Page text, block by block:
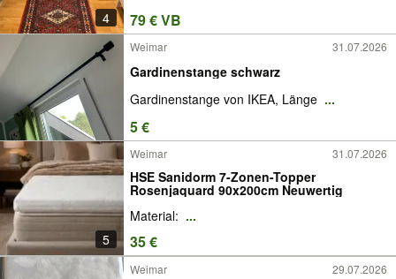
4 79 € VB
Weimar 31.07.2026
Gardinenstange schwarz
Gardinenstange von IKEA, Länge ...
5 €
5
Weimar 31.07.2026
HSE Sanidorm 7-Zonen-Topper
Rosenjaquard 90x200cm Neuwertig
Material: ...
35 €
Weimar 29.07.2026